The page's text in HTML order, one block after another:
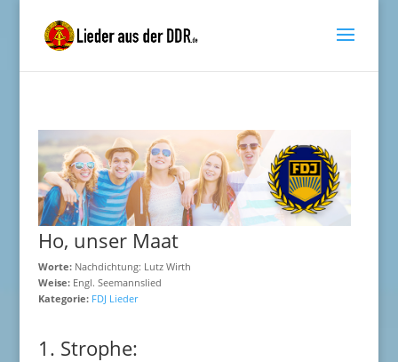
Ho, unser Maat
Worte:Nachdichtung: Lutz Wirth
Weise:Engl. Seemannslied
Kategorie: FDJ Lieder
1. Strophe: